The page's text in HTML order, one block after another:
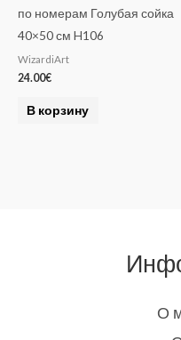
по номерам Голубая сойка
40×50 см H106
WizardiArt
24.00€
В корзину
О